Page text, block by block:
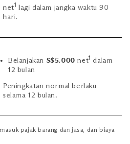
net1 lagi dalam jangka waktu 90
hari.
Belanjakan S$5.000 net1 dalam
12 bulan
Peningkatan normal berlaku
selama 12 bulan.
pajak barang dan jasa, dan biaya